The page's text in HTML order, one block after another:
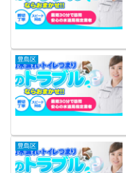
豊島区
豊島区